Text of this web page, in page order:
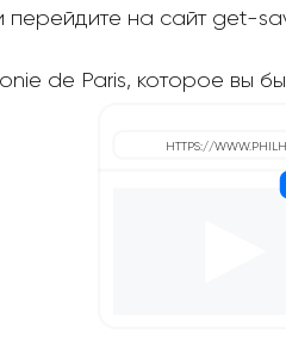
на сайт get-
de Paris, которое вы бы